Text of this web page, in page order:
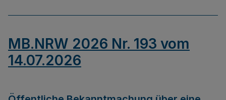
MB.NRW 2026 Nr. 193 vom
14.07.2026